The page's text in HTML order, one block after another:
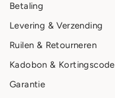
Betaling
Levering & Verzending
Ruilen & Retourneren
Kadobon & Kortingscode
Garantie